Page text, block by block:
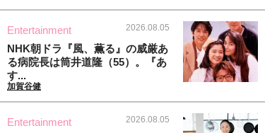
Entertainment 2026.08.05
NHK朝ドラ『風、薫る』の威厳あ
る病院長は筒井道隆（55）。『あ
す...
加賀谷健
Entertainment 2026.08.05